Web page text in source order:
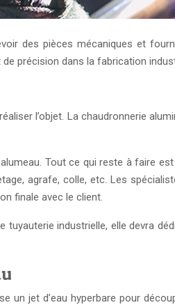
des pièces mécaniques et
précision dans la fabrication
l’objet. La chaudronnerie
Tout ce qui reste à faire
agrafe, colle, etc. Les
finale avec le client.
industrielle, elle devra
jet d’eau hyperbare pour